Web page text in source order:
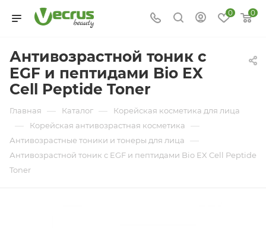
0 0
Антивозрастной тоник с
EGF и пептидами Bio EX
Cell Peptide Toner
Главная — Каталог — Корейская косметика для лица
— Корейская антивозрастная косметика —
Антивозрастные тоники и тонеры для лица —
Антивозрастной тоник с EGF и пептидами Bio EX Cell Peptide
Toner